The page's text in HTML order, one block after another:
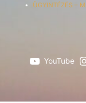
ÜGYINTÉZÉS –
YouTube